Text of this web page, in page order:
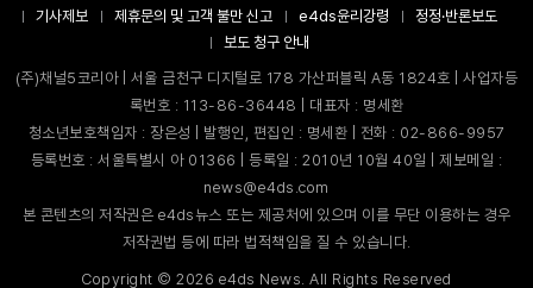
기사제보
제휴문의 및 고객 불만 신고 e4ds윤리강령
정정·반론보도
보도 청구 안내
(주)채널5코리아 | 서울 금천구 디지털로 178 가산퍼블릭 A동 1824호 | 사업자등
록번호 : 113-86-36448 | 대표자 : 명세환
청소년보호책임자 : 장은성 | 발행인, 편집인 : 명세환 | 전화 : 02-866-9957
등록번호 : 서울특별시 아 01366 | 등록일 : 2010년 10월 40일 | 제보메일 :
news@e4ds.com
본 콘텐츠의 저작권은 e4ds뉴스 또는 제공처에 있으며 이를 무단 이용하는 경우
저작권법 등에 따라 법적책임을 질 수 있습니다.
Copyright ©2026 e4ds News. All Rights Reserved